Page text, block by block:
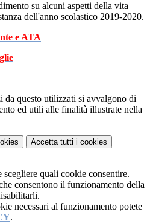
su alcuni aspetti della vita
dell'anno scolastico 2019-2020.
e ATA
da questo utilizzati si avvalgono di
ed utili alle finalità illustrate nella
Accetta tutti i cookies
scegliere quali cookie consentire.
consentono il funzionamento della
necessari al funzionamento potete
.